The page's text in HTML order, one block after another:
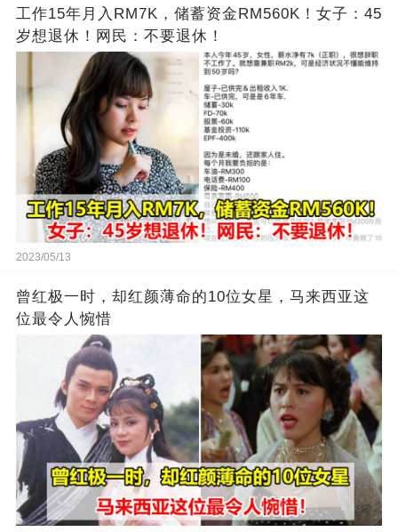
工作15年月入RM7K，储蓄资金RM560K！女子：45
岁想退休！网民：不要退休！
2023/05/13
曾红极一时，却红颜薄命的10位女星，马来西亚这
位最令人惋惜